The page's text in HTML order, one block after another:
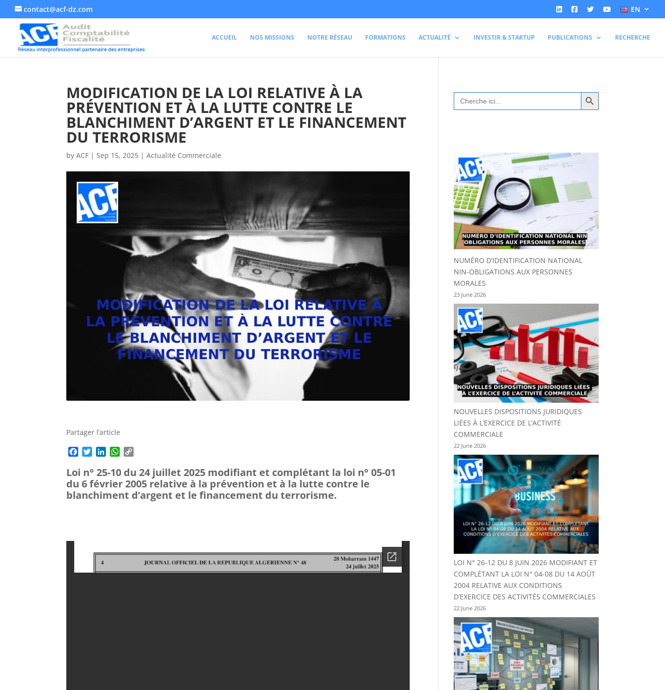
contact@acf-dz.com EN
ACCUEIL NOS MISSIONS NOTRE RÉSEAU FORMATIONS ACTUALITÉ INVESTIR & STARTUP PUBLICATIONS RECHERCHE
MODIFICATION DE LA LOI RELATIVE À LA
PRÉVENTION ET À LA LUTTE CONTRE LE
BLANCHIMENT D’ARGENT ET LE FINANCEMENT
DU TERRORISME
byACF |Sep 15, 2025 |Actualité Commerciale
Partager l’article
F
c
e
b
o
T
i
t
t
e
L
n
k
e
d
W
a
t
s
A
p
y
L
i
Loi n° 25-10 du 24 juillet 2025 modifiant et complétant la loi n° 05-01
du 6 février 2005 relative à la prévention et à la lutte contre le
blanchiment d’argent et le financement du terrorisme.
Search
for:
Search Button
NUMÉRO D’IDENTIFICATION NATIONAL
NIN-OBLIGATIONS AUX PERSONNES
MORALES
23 June 2026
NOUVELLES DISPOSITIONS JURIDIQUES
LIÉES À L’EXERCICE DE L’ACTIVITÉ
COMMERCIALE
22 June 2026
LOI N° 26-12 DU 8 JUIN 2026 MODIFIANT ET
COMPLÉTANT LA LOI N° 04-08 DU 14 AOÛT
2004 RELATIVE AUX CONDITIONS
D’EXERCICE DES ACTIVITÉS COMMERCIALES
22 June 2026